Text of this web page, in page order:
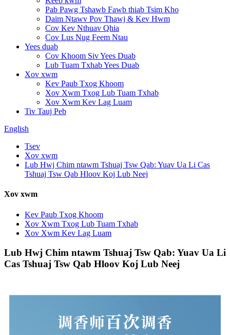
Pab Pawg Tshawb Fawb thiab Tsim Kho
Daim Ntawv Pov Thawj & Kev Hwm
Cov Kev Nthuav Qhia
Cov Lus Nug Feem Ntau
Yees duab
Cov Khoom Siv Yees Duab
Lub Tuam Txhab Yees Duab
Xov xwm
Kev Paub Txog Khoom
Xov Xwm Txog Lub Tuam Txhab
Xov Xwm Kev Lag Luam
Tiv Tauj Peb
English
Tsev
Xov xwm
Lub Hwj Chim ntawm Tshuaj Tsw Qab: Yuav Ua Li Cas
Tshuaj Tsw Qab Hloov Koj Lub Neej
Xov xwm
Kev Paub Txog Khoom
Xov Xwm Txog Lub Tuam Txhab
Xov Xwm Kev Lag Luam
Lub Hwj Chim ntawm Tshuaj Tsw Qab: Yuav Ua Li
Cas Tshuaj Tsw Qab Hloov Koj Lub Neej